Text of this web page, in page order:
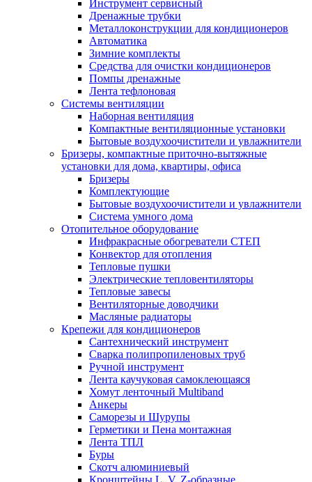
Инструмент сервисный
Дренажные трубки
Металлоконструкции для кондиционеров
Автоматика
Зимние комплекты
Средства для очистки кондиционеров
Помпы дренажные
Лента тефлоновая
Системы вентиляции
Наборная вентиляция
Компактные вентиляционные установки
Бытовые воздухоочистители и увлажнители
Бризеры, компактные приточно-вытяжные
установки для дома, квартиры, офиса
Бризеры
Комплектующие
Бытовые воздухоочистители и увлажнители
Система умного дома
Отопительное оборудование
Инфракрасные обогреватели СТЕП
Конвектор для отопления
Тепловые пушки
Электрические тепловентиляторы
Тепловые завесы
Вентиляторные доводчики
Масляные радиаторы
Крепежи для кондиционеров
Сантехнический инструмент
Сварка полипропиленовых труб
Ручной инструмент
Лента каучуковая самоклеющаяся
Хомут ленточный Multiband
Анкеры
Саморезы и Шурупы
Герметики и Пена монтажная
Лента ТПЛ
Буры
Скотч алюминиевый
Кронштейны L, V, Z-образные